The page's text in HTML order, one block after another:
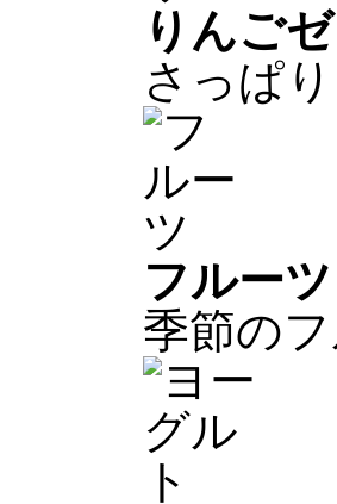
りんご
さっぱ
フルーツ
季節の